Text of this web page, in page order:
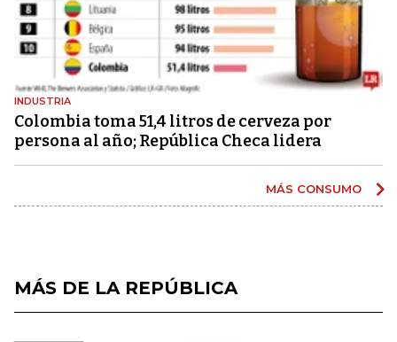
INDUSTRIA
Colombia toma 51,4 litros de cerveza por
persona al año; República Checa lidera
MÁS CONSUMO
MÁS DE LA REPÚBLICA